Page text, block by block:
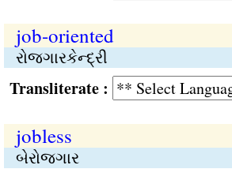
job-oriented
રોજગારકેન્દ્રી
:
jobless
બેરોજગાર